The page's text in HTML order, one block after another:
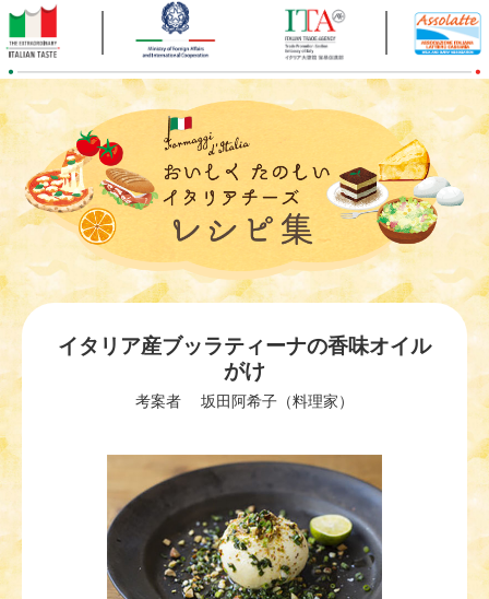
イタリア産ブッラティーナの香味オイル
がけ
考案者 坂田阿希子（料理家）